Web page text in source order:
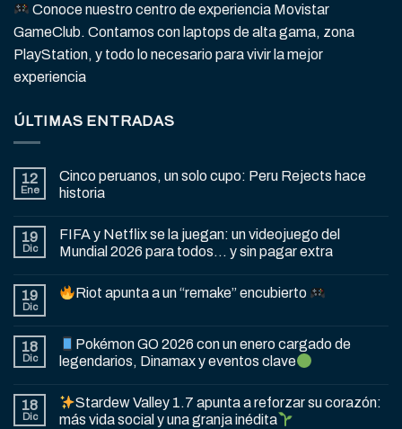
Conoce nuestro centro de experiencia Movistar
GameClub. Contamos con laptops de alta gama, zona
PlayStation, y todo lo necesario para vivir la mejor
experiencia
ÚLTIMAS ENTRADAS
12
Ene
Cinco peruanos, un solo cupo: Peru Rejects hace
historia
19
Dic
FIFA y Netflix se la juegan: un videojuego del
Mundial 2026 para todos… y sin pagar extra
19
Dic
Riot apunta a un “remake” encubierto
18
Dic
Pokémon GO 2026 con un enero cargado de
legendarios, Dinamax y eventos clave
18
Dic
Stardew Valley 1.7 apunta a reforzar su corazón:
más vida social y una granja inédita